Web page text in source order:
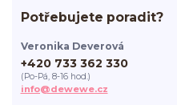
Potřebujete poradit?
Veronika Deverová
+420 733 362 330
(Po-Pá, 8-16 hod.)
info@dewewe.cz